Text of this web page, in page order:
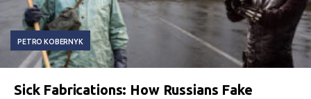
PETRO KOBERNYK
Sick Fabrications: How Russians Fake